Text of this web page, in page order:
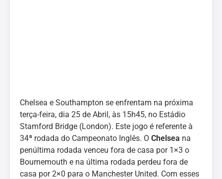
Chelsea e Southampton se enfrentam na próxima
terça-feira, dia 25 de Abril, às 15h45, no Estádio
Stamford Bridge (London). Este jogo é referente à
34ª rodada do Campeonato Inglês. O Chelsea na
penúltima rodada venceu fora de casa por 1×3 o
Bournemouth e na última rodada perdeu fora de
casa por 2×0 para o Manchester United. Com esses